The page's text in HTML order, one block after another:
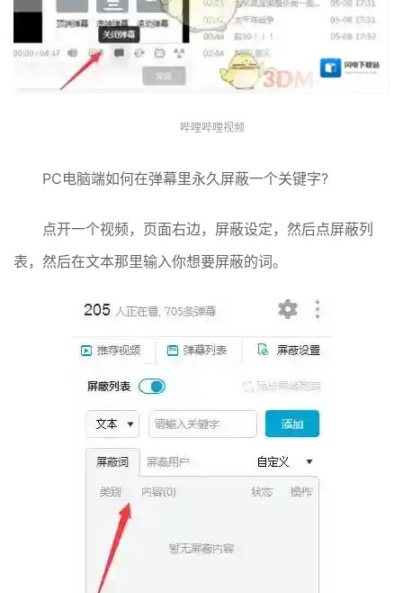
哔哩哔哩视频
PC电脑端如何在弹幕里永久屏蔽一个关键字?
点开一个视频，页面右边，屏蔽设定，然后点屏蔽列
表，然后在文本那里输入你想要屏蔽的词。